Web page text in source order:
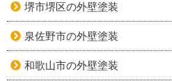
堺市堺区の外壁塗装
泉佐野市の外壁塗装
和歌山市の外壁塗装